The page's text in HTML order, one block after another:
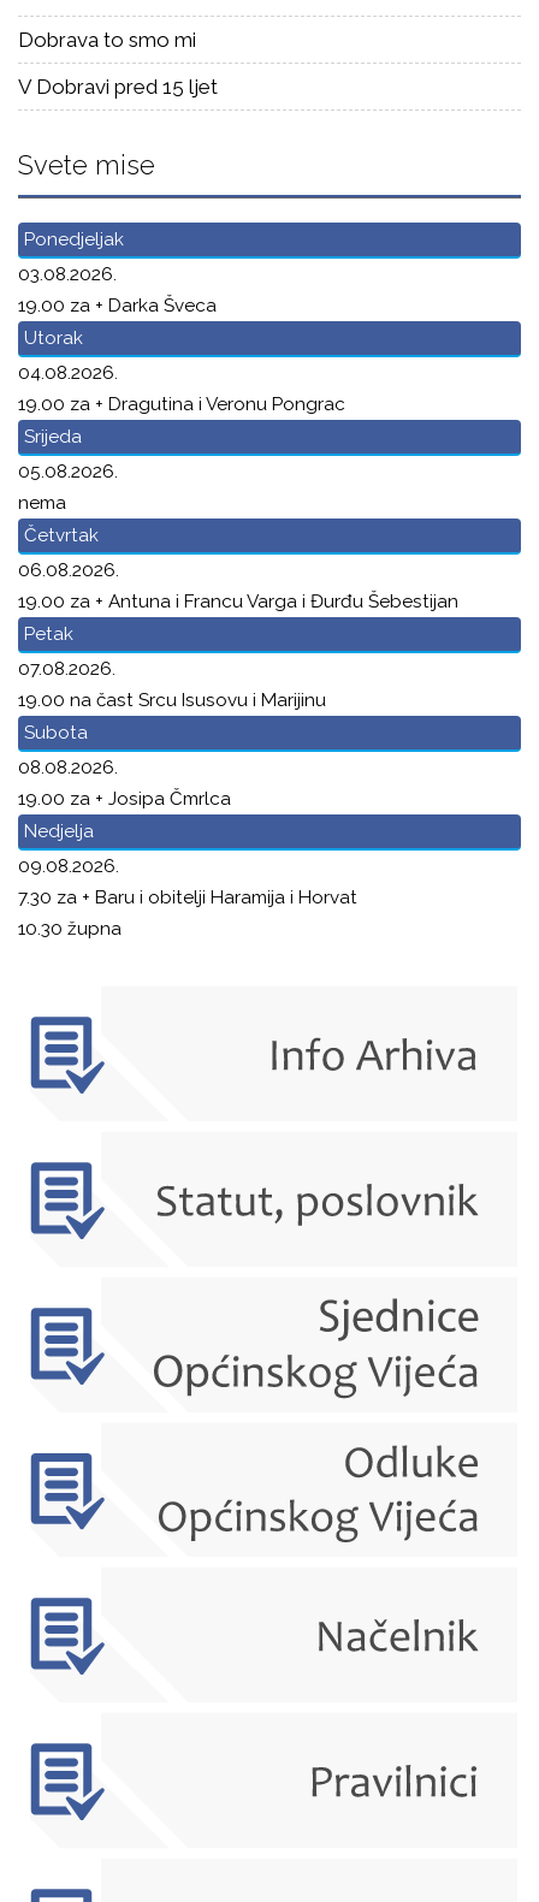
Dobrava to smo mi
V Dobravi pred 15 ljet
Svete mise
Ponedjeljak
03.08.2026.
19.00 za + Darka Šveca
Utorak
04.08.2026.
19.00 za + Dragutina i Veronu Pongrac
Srijeda
05.08.2026.
nema
Četvrtak
06.08.2026.
19.00 za + Antuna i Francu Varga i Đurđu Šebestijan
Petak
07.08.2026.
19.00 na čast Srcu Isusovu i Marijinu
Subota
08.08.2026.
19.00 za + Josipa Čmrlca
Nedjelja
09.08.2026.
7.30 za + Baru i obitelji Haramija i Horvat
10.30 župna